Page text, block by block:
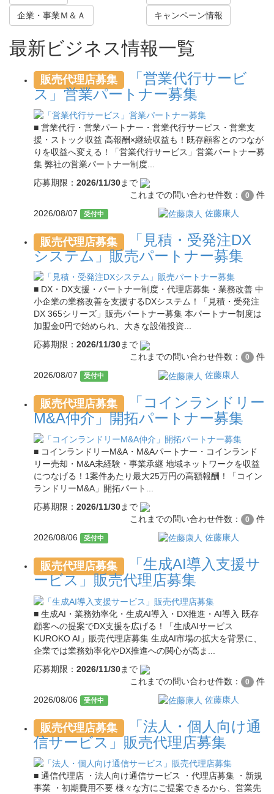
企業・事業Ｍ＆Ａ キャンペーン情報
最新ビジネス情報一覧
販売代理店募集
「営業代行サービ
ス」営業パートナー募集
■ 営業代行・営業パートナー・営業代行サービス・営業支
援・ストック収益 高報酬×継続収益も！既存顧客とのつなが
りを収益へ変える！「営業代行サービス」営業パートナー募
集 弊社の営業パートナー制度...
応募期限： 2026/11/30まで
これまでの問い合わせ件数：
0
件
2026/08/07
受付中 佐藤康人
販売代理店募集
「見積・受発注DX
システム」販売パートナー募集
■ DX・DX支援・パートナー制度・代理店募集・業務改善 中
小企業の業務改善を支援するDXシステム！「見積・受発注
DX 365シリーズ」販売パートナー募集 本パートナー制度は
加盟金0円で始められ、大きな設備投資...
応募期限： 2026/11/30まで
これまでの問い合わせ件数：
0
件
2026/08/07
受付中 佐藤康人
販売代理店募集
「コインランドリー
M&A仲介」開拓パートナー募集
■ コインランドリーM&A・M&Aパートナー・コインランド
リー売却・M&A未経験・事業承継 地域ネットワークを収益
につなげる！1案件あたり最大25万円の高額報酬！「コイン
ランドリーM&A」開拓パート...
応募期限： 2026/11/30まで
これまでの問い合わせ件数：
0
件
2026/08/06
受付中 佐藤康人
販売代理店募集
「生成AI導入支援サ
ービス」販売代理店募集
■ 生成AI・業務効率化・生成AI導入・DX推進・AI導入 既存
顧客への提案でDX支援を広げる！「生成AIサービス
KUROKO AI」販売代理店募集 生成AI市場の拡大を背景に、
企業では業務効率化やDX推進への関心が高ま...
応募期限： 2026/11/30まで
これまでの問い合わせ件数：
0
件
2026/08/06
受付中 佐藤康人
販売代理店募集
「法人・個人向け通
信サービス」販売代理店募集
■ 通信代理店 ・法人向け通信サービス ・代理店募集 ・新規
事業 ・初期費用不要 様々な方にご提案できるから、営業先